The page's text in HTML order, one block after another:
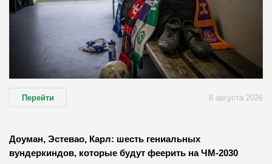
Перейти 8 августа 2026
Доуман, Эстевао, Карл: шесть гениальных
вундеркиндов, которые будут феерить на ЧМ-2030